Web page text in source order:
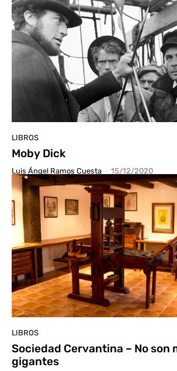
LIBROS
Moby Dick
Luis Ángel Ramos Cuesta - 15/12/2020
LIBROS
Sociedad Cervantina – No son
gigantes